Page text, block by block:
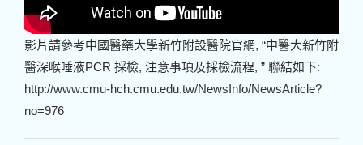
影片請參考中國醫藥大學新竹附設醫院官網, “中醫大新竹附
醫深喉唾液PCR 採檢, 注意事項及採檢流程, ” 聯結如下:
http://www.cmu-hch.cmu.edu.tw/NewsInfo/NewsArticle?
no=976